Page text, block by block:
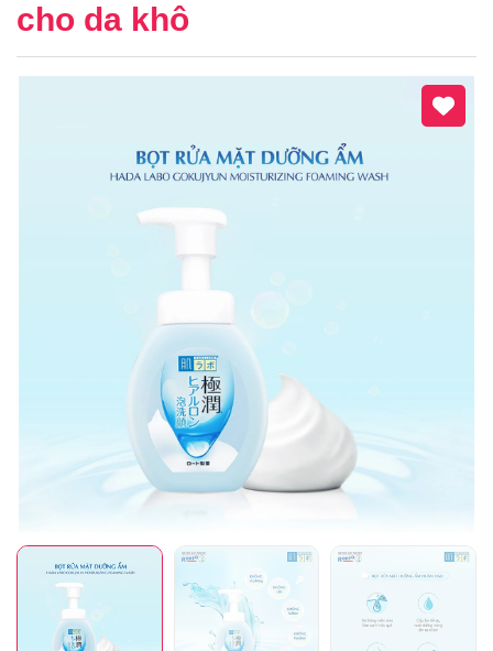
cho da khô
Mã giảm giá:
Điều kiện: